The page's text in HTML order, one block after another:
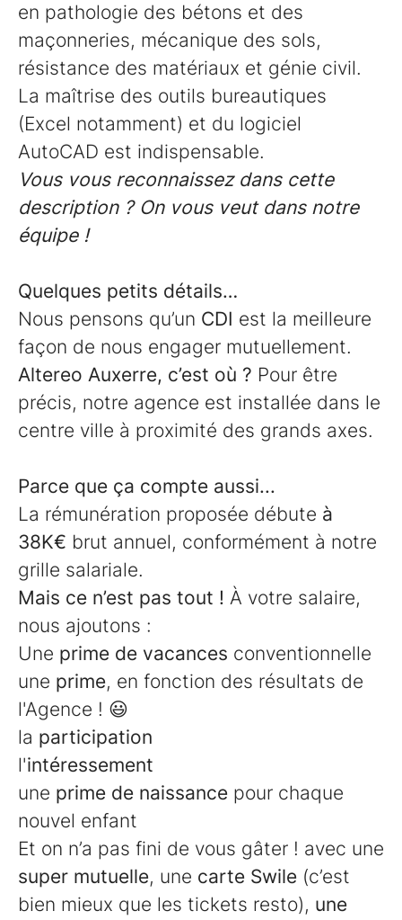
en pathologie des bétons et des
maçonneries, mécanique des sols,
résistance des matériaux et génie civil.
La maîtrise des outils bureautiques
(Excel notamment) et du logiciel
AutoCAD est indispensable.
Vous vous reconnaissez dans cette
description ? On vous veut dans notre
équipe !
Quelques petits détails…
Nous pensons qu’un CDI est la meilleure
façon de nous engager mutuellement.
Altereo Auxerre, c’est où ? Pour être
précis, notre agence est installée dans le
centre ville à proximité des grands axes.
Parce que ça compte aussi...
La rémunération proposée débute à
38K€ brut annuel, conformément à notre
grille salariale.
Mais ce n’est pas tout ! À votre salaire,
nous ajoutons :
Une prime de vacances conventionnelle
une prime, en fonction des résultats de
l'Agence ! 😃
la participation
l'intéressement
une prime de naissance pour chaque
nouvel enfant
Et on n’a pas fini de vous gâter ! avec une
super mutuelle, une carte Swile (c’est
bien mieux que les tickets resto), une